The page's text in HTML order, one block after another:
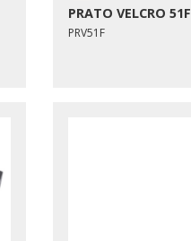
PRATO VELCRO 51F
PRV51F